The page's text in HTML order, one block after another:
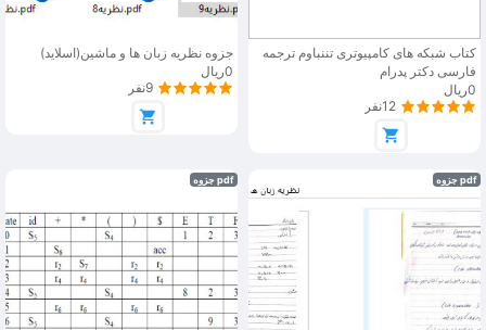
کتاب شبکه های کامپیوتری تننباوم ترجمه
فارسی دکتر پدرام
0ریال
12نفر
جزوه نظریه زبان ها و ماشین(اسلاید)
0ریال
9نفر
pdf جزوه pdf جزوه